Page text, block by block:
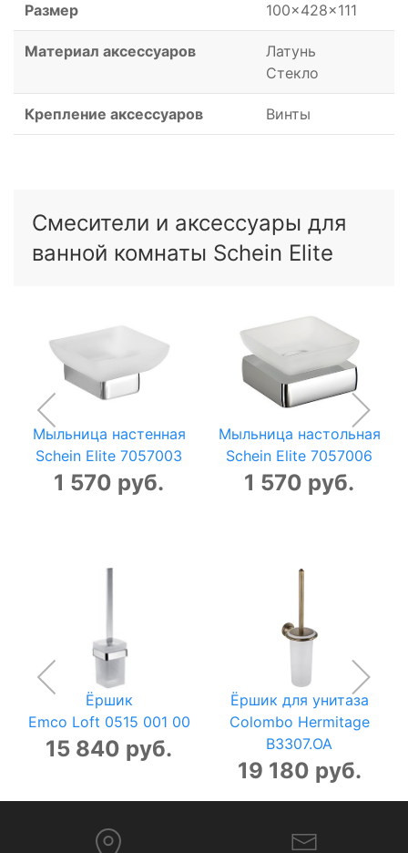
Размер 100x428x111
Материал аксессуаров
Латунь
Стекло
Крепление аксессуаров Винты
Смесители и аксессуары для
ванной комнаты Schein Elite
Мыльница настенная
Schein Elite 7057003
1 570 руб.
Мыльница настольная
Schein Elite 7057006
1 570 руб.
Ёршик
Emco Loft 0515 001 00
15 840 руб.
Ёршик для унитаза
Colombo Hermitage
B3307.OA
19 180 руб.